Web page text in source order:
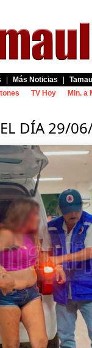
Más Noticias
TV Hoy Min. a
DÍA 29/